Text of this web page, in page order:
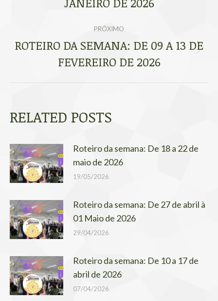
anterior:
PRÓXIMO
Próximo
post:
ROTEIRO DA SEMANA: DE 09 A 13 DE
FEVEREIRO DE 2026
RELATED POSTS
Roteiro da semana: De 18 a 22 de
maio de 2026
19/05/2026
Roteiro da semana: De 27 de abril à
01 Maio de 2026
29/04/2026
Roteiro da semana: De 10 a 17 de
abril de 2026
07/04/2026